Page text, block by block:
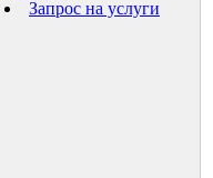
Запрос на услуги